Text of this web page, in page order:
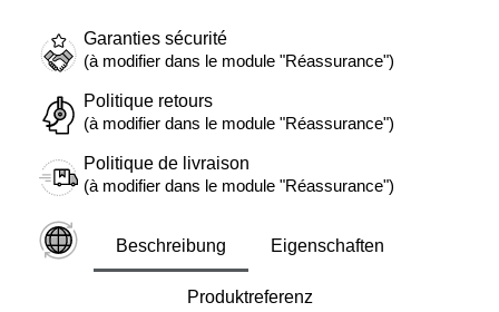
Garanties sécurité
(à modifier dans le module "Réassurance")
Politique retours
(à modifier dans le module "Réassurance")
Politique de livraison
(à modifier dans le module "Réassurance")
Beschreibung Eigenschaften
Produktreferenz